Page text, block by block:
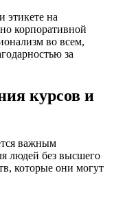
этикете на
корпоративной
во всем,
за
курсов и
важным
людей без высшего
которые они могут